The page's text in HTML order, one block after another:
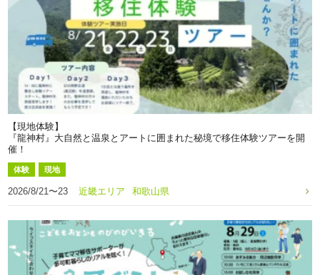
【現地体験】
『龍神村』大自然と温泉とアートに囲まれた秘境で移住体験ツアーを開
催！
体験 現地
2026/8/21〜23 近畿エリア 和歌山県